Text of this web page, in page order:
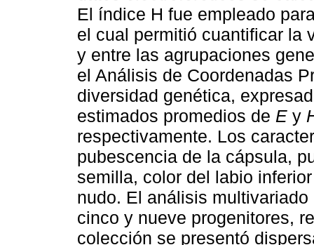
El índice H fue empleado
el cual permitió cuantificar la
y entre las agrupaciones
el Análisis de Coordenadas
diversidad genética,
estimados promedios de E y
respectivamente. Los
pubescencia de la cápsula,
semilla, color del labio
nudo. El análisis
cinco y nueve progenitores,
colección se presentó